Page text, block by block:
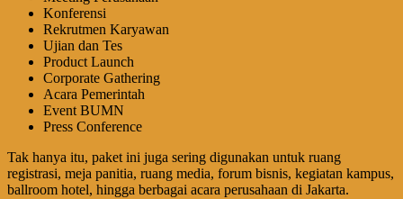
Konferensi
Rekrutmen Karyawan
Ujian dan Tes
Product Launch
Corporate Gathering
Acara Pemerintah
Event BUMN
Press Conference
Tak hanya itu, paket ini juga sering digunakan untuk ruang
registrasi, meja panitia, ruang media, forum bisnis, kegiatan kampus,
ballroom hotel, hingga berbagai acara perusahaan di Jakarta.